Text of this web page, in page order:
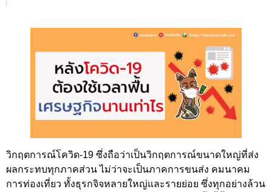
วิกฤตการณ์โควิด-19 ซึ่งถือว่าเป็นวิกฤตการณ์ขนาดใหญ่ที่ส่ง
ผลกระทบทุกภาคส่วน ไม่ว่าจะเป็นภาคการขนส่ง คมนาคม
การท่องเที่ยว ทั้งธุรกจิจหลายใหญ่และรายย่อย ซึ่งทุกอย่างล้วน